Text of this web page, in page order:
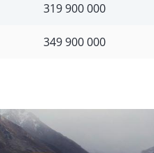
319 900 000
349 900 000